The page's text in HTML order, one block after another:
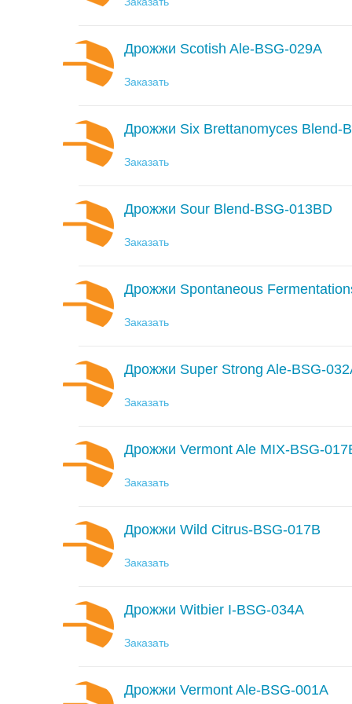
Дрожжи Scotish Ale-BSG-029A
Заказать
Дрожжи Six Brettanomyces Blend-
Заказать
Дрожжи Sour Blend-BSG-013BD
Заказать
Дрожжи Spontaneous
Заказать
Дрожжи Super Strong Ale-BSG-
Заказать
Дрожжи Vermont Ale MIX-BSG-
Заказать
Дрожжи Wild Citrus-BSG-017B
Заказать
Дрожжи Witbier I-BSG-034A
Заказать
Дрожжи Vermont Ale-BSG-001A